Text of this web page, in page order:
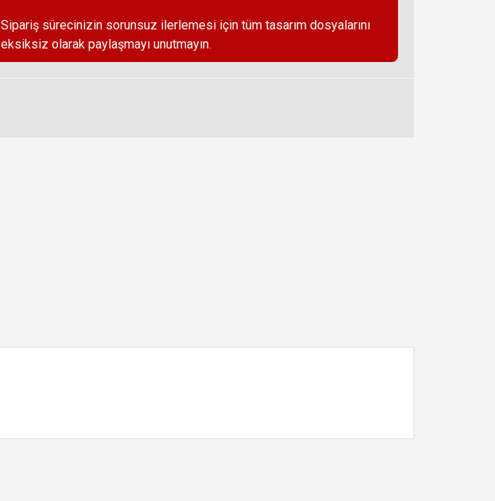
Sipariş sürecinizin sorunsuz ilerlemesi için tüm tasarım dosyalarını
eksiksiz olarak paylaşmayı unutmayın.